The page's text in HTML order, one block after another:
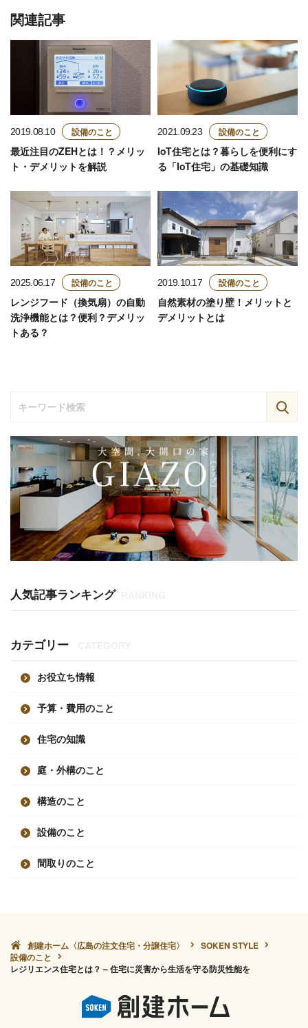
関連記事
2019.08.10 設備のこと
最近注目のZEHとは！？メリッ
ト・デメリットを解説
2021.09.23 設備のこと
IoT住宅とは？暮らしを便利にす
る「IoT住宅」の基礎知識
2025.06.17 設備のこと
レンジフード（換気扇）の自動
洗浄機能とは？便利？デメリッ
トある？
2019.10.17 設備のこと
自然素材の塗り壁！メリットと
デメリットとは
人気記事ランキング
カテゴリー
お役立ち情報
予算・費用のこと
住宅の知識
庭・外構のこと
構造のこと
設備のこと
間取りのこと
創建ホーム〈広島の注文住宅・分譲住宅〉
SOKEN STYLE
設備のこと
レジリエンス住宅とは？ – 住宅に災害から生活を守る防災性能を